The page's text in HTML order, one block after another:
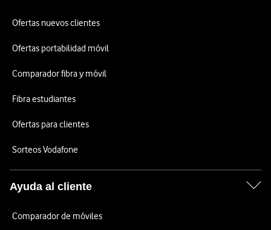
Ofertas nuevos clientes
Ofertas portabilidad móvil
Comparador fibra y móvil
Fibra estudiantes
Ofertas para clientes
Sorteos Vodafone
Ayuda al cliente
Comparador de móviles